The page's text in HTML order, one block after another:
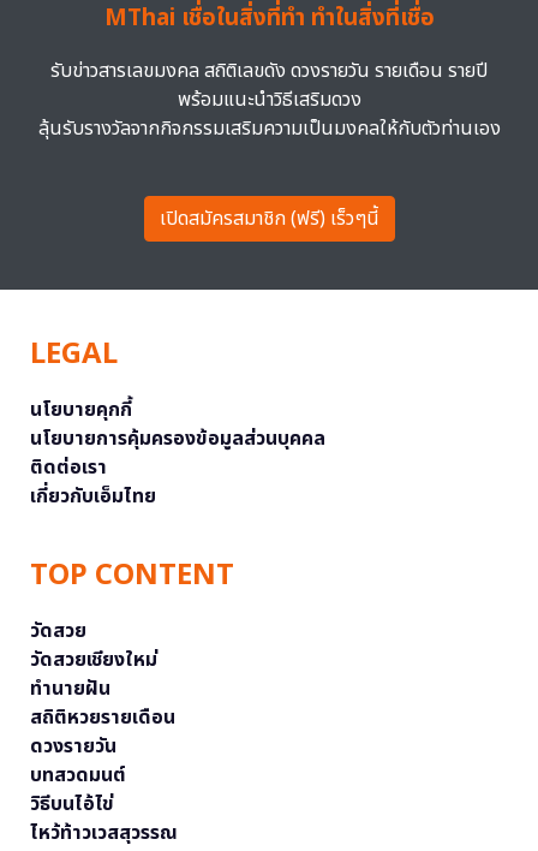
MThai เชื่อในสิ่งที่ทำ ทำในสิ่งที่เชื่อ
รับข่าวสารเลขมงคล สถิติเลขดัง ดวงรายวัน รายเดือน รายปี
พร้อมแนะนำวิธีเสริมดวง
ลุ้นรับรางวัลจากกิจกรรมเสริมความเป็นมงคลให้กับตัวท่านเอง
เปิดสมัครสมาชิก (ฟรี) เร็วๆนี้
LEGAL
นโยบายคุกกี้
นโยบายการคุ้มครองข้อมูลส่วนบุคคล
ติดต่อเรา
เกี่ยวกับเอ็มไทย
TOP CONTENT
วัดสวย
วัดสวยเชียงใหม่
ทำนายฝัน
สถิติหวยรายเดือน
ดวงรายวัน
บทสวดมนต์
วิธีบนไอ้ไข่
ไหว้ท้าวเวสสุวรรณ